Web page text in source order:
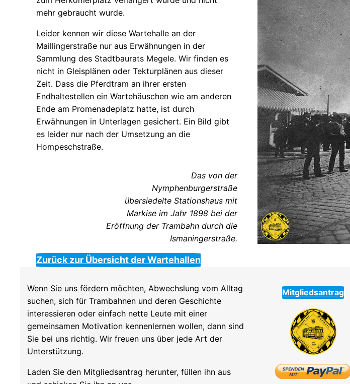
mehr gebraucht wurde.
Leider kennen wir diese Wartehalle an der
Maillingerstraße nur aus Erwähnungen in der
Sammlung des Stadtbaurats Megele. Wir finden es
nicht in Gleisplänen oder Tekturplänen aus dieser
Zeit. Dass die Pferdtram an ihrer ersten
Endhaltestellen ein Wartehäuschen wie am anderen
Ende am Promenadeplatz hatte, ist durch
Erwähnungen in Unterlagen gesichert. Ein Bild gibt
es leider nur nach der Umsetzung an die
Hompeschstraße.
Das von der
Nymphenburgerstraße
übersiedelte Stationshaus mit
Markise im Jahr 1898 bei der
Eröffnung der Trambahn durch die
Ismaningerstraße.
Zurück zur Übersicht der Wartehallen
Wenn Sie uns fördern möchten, Abwechslung vom Alltag
suchen, sich für Trambahnen und deren Geschichte
interessieren oder einfach nette Leute mit einer
gemeinsamen Motivation kennenlernen wollen, dann sind
Sie bei uns richtig. Wir freuen uns über jede Art der
Unterstützung.
Laden Sie den Mitgliedsantrag herunter, füllen ihn aus
Mitgliedsantrag